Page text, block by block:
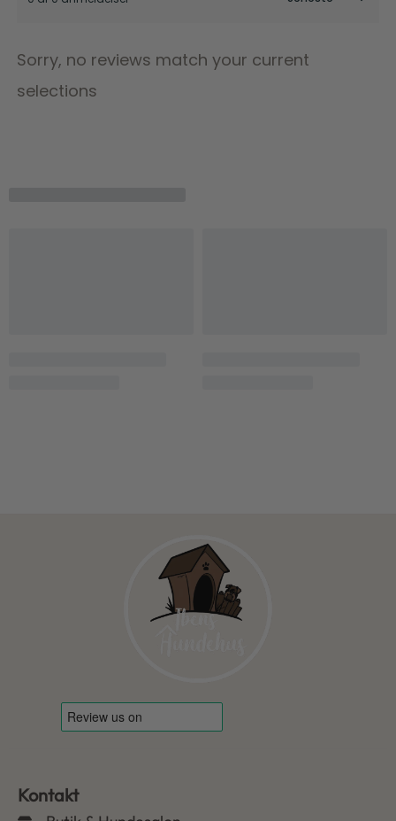
Sorry, no reviews match your current
selections
Kontakt